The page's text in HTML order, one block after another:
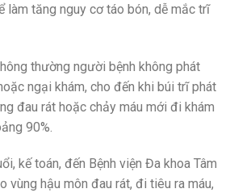
làm tăng nguy cơ táo bón, dễ mắc trĩ
thường người bệnh không phát
ngại khám, cho đến khi búi trĩ phát
đau rát hoặc chảy máu mới đi khám
90%.
kế toán, đến Bệnh viện Đa khoa Tâm
vùng hậu môn đau rát, đi tiêu ra máu,